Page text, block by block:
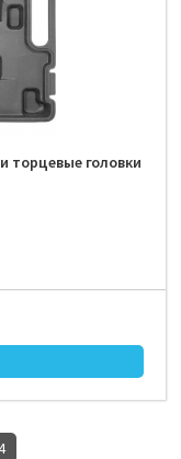
торцевые головки